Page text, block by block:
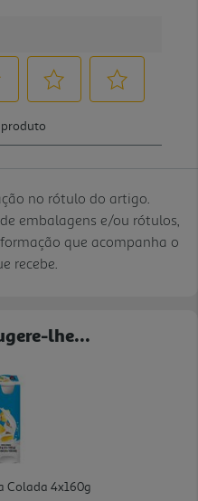
no rótulo do artigo.
embalagens e/ou rótulos,
que acompanha o
recebe.
lhe...
Colada 4x160g